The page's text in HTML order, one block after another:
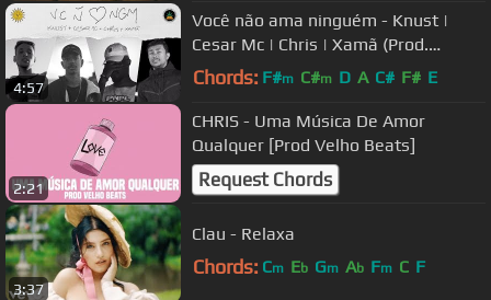
4:57
Você não ama ninguém - Knust |
Cesar Mc | Chris | Xamã (Prod.
Malak)
Chords: F#m C#m D A C# F# E
2:21
CHRIS - Uma Música De Amor
Qualquer [Prod Velho Beats]
Request Chords
3:37
Clau - Relaxa
Chords: Cm Eb Gm Ab Fm C F